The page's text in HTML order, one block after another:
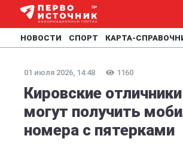
НОВОСТИ СПОРТ КАРТА-
01 июля 2026, 14:48 1160
Кировские
могут получить
номера с пятерками